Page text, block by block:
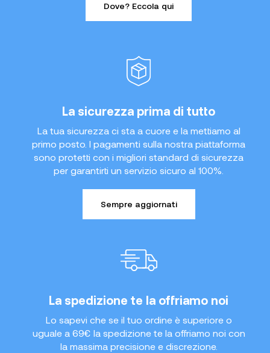
Dove? Eccola qui
La sicurezza prima di tutto
La tua sicurezza ci sta a cuore e la mettiamo al
primo posto. I pagamenti sulla nostra piattaforma
sono protetti con i migliori standard di sicurezza
per garantirti un servizio sicuro al 100%.
Sempre aggiornati
La spedizione te la offriamo noi
Lo sapevi che se il tuo ordine è superiore o
uguale a 69€ la spedizione te la offriamo noi con
la massima precisione e discrezione.